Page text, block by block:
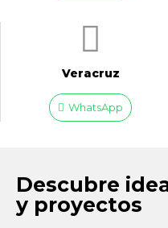
Veracruz
WhatsApp
Descubre
y proyectos